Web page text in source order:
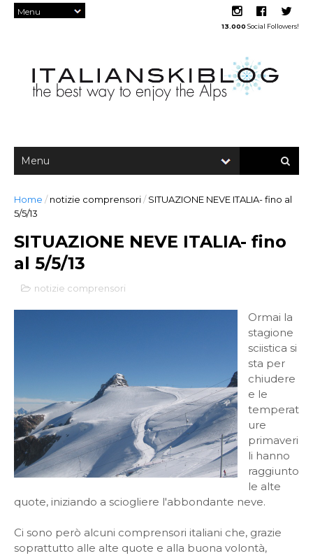
13.000 Social Followers!
Home / notizie comprensori/ SITUAZIONE NEVE ITALIA- fino al
5/5/13
SITUAZIONE NEVE ITALIA- fino
al 5/5/13
notizie comprensori
Ormai la
stagione
sciistica si
sta per
chiudere
e le
temperat
ure
primaveri
li hanno
raggiunto
le alte
quote, iniziando a sciogliere l'abbondante neve.
Ci sono però alcuni comprensori italiani che, grazie
soprattutto alle alte quote e alla buona volontà,